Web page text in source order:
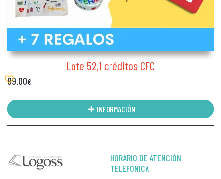
Lote 52,1 créditos CFC
99.00€
INFORMACIÓN
HORARIO DE ATENCIÓN
TELEFÓNICA